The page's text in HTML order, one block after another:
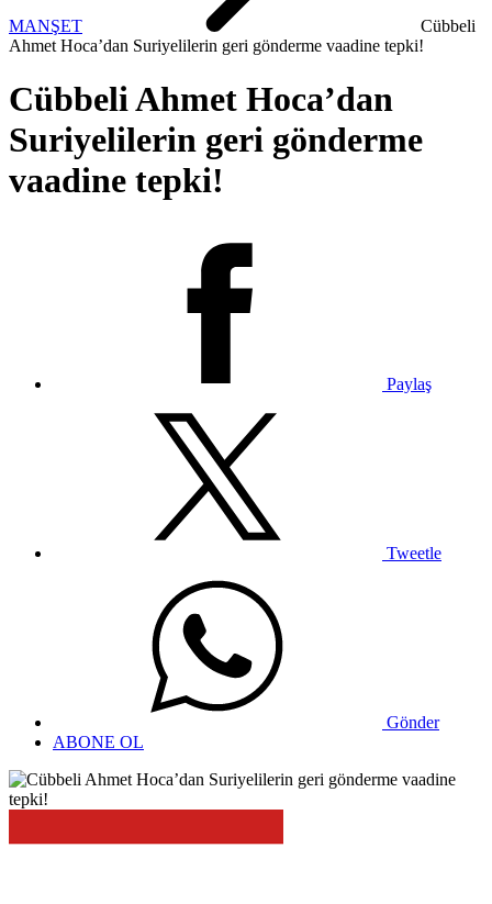
MANŞET
Cübbeli
Ahmet Hoca’dan Suriyelilerin geri gönderme vaadine tepki!
Cübbeli Ahmet Hoca’dan
Suriyelilerin geri gönderme
vaadine tepki!
Paylaş
Tweetle
Gönder
ABONE OL